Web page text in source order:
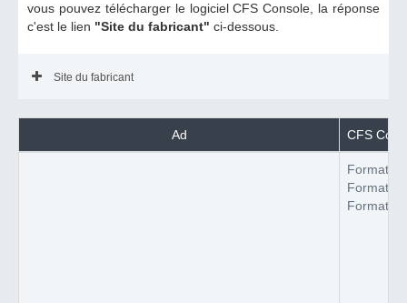
vous pouvez télécharger le logiciel CFS Console, la réponse
c'est le lien "Site du fabricant" ci-dessous.
Site du fabricant
Ad CFS
Format
Format
Format